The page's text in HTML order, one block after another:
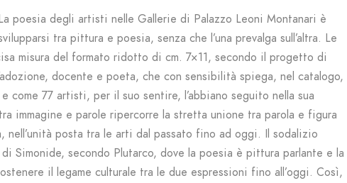
poesia degli artisti nelle Gallerie di Palazzo Leoni Montanari è
tra pittura e poesia, senza che l’una prevalga sull’altra. Le
misura del formato ridotto di cm. 7×11, secondo il progetto di
docente e poeta, che con sensibilità spiega, nel catalogo,
come 77 artisti, per il suo sentire, l’abbiano seguito nella sua
immagine e parole ripercorre la stretta unione tra parola e figura
nell’unità posta tra le arti dal passato fino ad oggi. Il sodalizio
Simonide, secondo Plutarco, dove la poesia è pittura parlante e la
il legame culturale tra le due espressioni fino all’oggi. Così,